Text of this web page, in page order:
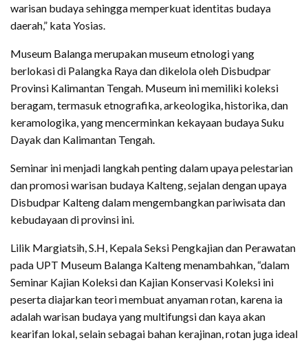
warisan budaya sehingga memperkuat identitas budaya
daerah,” kata Yosias.
Museum Balanga merupakan museum etnologi yang
berlokasi di Palangka Raya dan dikelola oleh Disbudpar
Provinsi Kalimantan Tengah. Museum ini memiliki koleksi
beragam, termasuk etnografika, arkeologika, historika, dan
keramologika, yang mencerminkan kekayaan budaya Suku
Dayak dan Kalimantan Tengah.
Seminar ini menjadi langkah penting dalam upaya pelestarian
dan promosi warisan budaya Kalteng, sejalan dengan upaya
Disbudpar Kalteng dalam mengembangkan pariwisata dan
kebudayaan di provinsi ini.
Lilik Margiatsih, S.H, Kepala Seksi Pengkajian dan Perawatan
pada UPT Museum Balanga Kalteng menambahkan, “dalam
Seminar Kajian Koleksi dan Kajian Konservasi Koleksi ini
peserta diajarkan teori membuat anyaman rotan, karena ia
adalah warisan budaya yang multifungsi dan kaya akan
kearifan lokal, selain sebagai bahan kerajinan, rotan juga ideal